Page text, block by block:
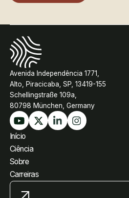
Avenida Independência 1771,
Alto, Piracicaba, SP, 13419-155
Schellingstraße 109a,
80798 München, Germany
Início
Ciência
Sobre
Carreiras